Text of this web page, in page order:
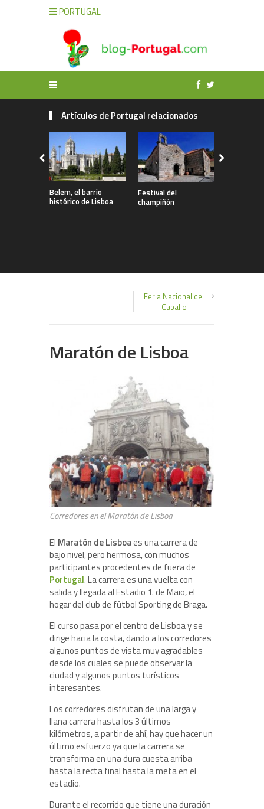
PORTUGAL
Artículos de Portugal relacionados
Belem, el barrio
histórico de Lisboa
Festival del
champiñón
Feria Nacional del
Caballo
Maratón de Lisboa
Corredores en el Maratón de Lisboa
El Maratón de Lisboaes una carrera de
bajo nivel, pero hermosa, con muchos
participantes procedentes de fuera de
Portugal. La carrera es una vuelta con
salida y llegada al Estadio 1. de Maio, el
hogar del club de fútbol Sporting de Braga.
El curso pasa por el centro de Lisboa y se
dirige hacia la costa, dando a los corredores
algunos puntos de vista muy agradables
desde los cuales se puede observar la
ciudad y algunos puntos turísticos
interesantes.
Los corredores disfrutan de una larga y
llana carrera hasta los 3 últimos
kilómetros, a partir de ahí, hay que hacer un
último esfuerzo ya que la carrera se
transforma en una dura cuesta arriba
hasta la recta final hasta la meta en el
estadio.
Durante el recorrido que tiene una duración